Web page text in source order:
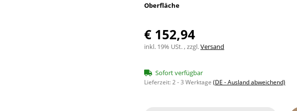
Oberfläche
€ 152,94
inkl. 19% USt. , zzgl.Versand
Sofort verfügbar
Lieferzeit:2 - 3 Werktage (DE - Ausland abweichend)